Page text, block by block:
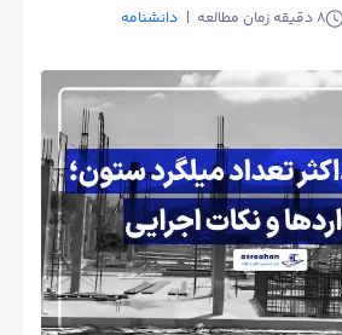
8دقیقه زمان مطالعه دانشنامه